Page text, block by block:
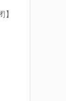
】